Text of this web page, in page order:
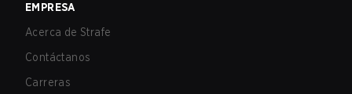
EMPRESA
Acerca de Strafe
Contáctanos
Carreras